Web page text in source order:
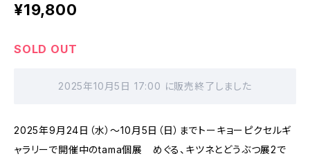
¥19,800
SOLD OUT
2025年10月5日 17:00 に販売終了しました
2025年9月24日（水）～10月5日（日）までトーキョーピクセルギ
ャラリーで開催中のtama個展 めぐる、キツネとどうぶつ展2で